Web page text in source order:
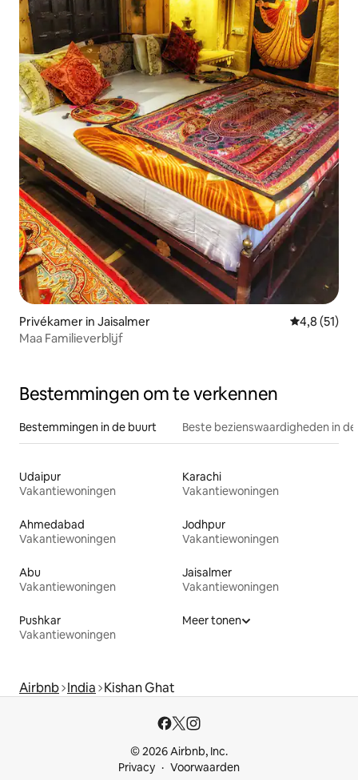
Privékamer in Jaisalmer
4,8 (51)
Maa Familieverblijf
Bestemmingen om te verkennen
Bestemmingen in de buurt Beste bezienswaardigheden in
Udaipur
Vakantiewoningen
Karachi
Vakantiewoningen
Ahmedabad
Vakantiewoningen
Jodhpur
Vakantiewoningen
Abu
Vakantiewoningen
Jaisalmer
Vakantiewoningen
Pushkar
Vakantiewoningen
Meer tonen
Airbnb India Kishan Ghat
© 2026 Airbnb, Inc.
Privacy
Voorwaarden